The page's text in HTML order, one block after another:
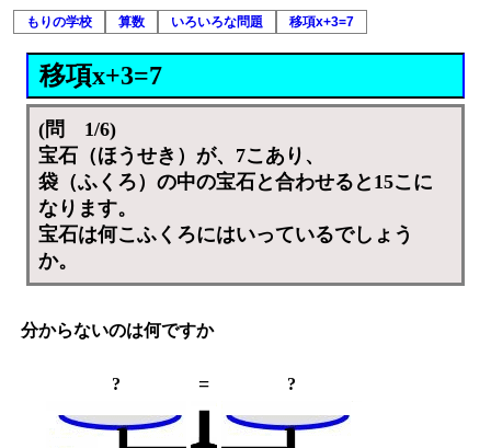
もりの学校 算数 いろいろな問題 移項x+3=7
移項x+3=7
(問 1/6)
宝石（ほうせき）が、7こあり、
袋（ふくろ）の中の宝石と合わせると15こに
なります。
宝石は何こふくろにはいっているでしょう
か。
分からないのは何ですか
? = ?